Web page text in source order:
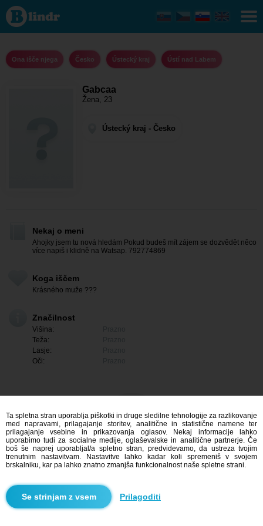
Gabcaa
- Ona
išče
njega
kraj -
Ústí
nad
Ona išče njega Česko Ústecký kraj Ústí nad Labem
Gabcaa
Žena, 23
Ústecký kraj - Česko
Nekaj o meni
Ahojky jsem tu nová hledám Pokud budeš mít zájem se dozvědět něco
více napiš i klidně na Watsap. 792774869
Koga iščem
Krásného muže ???
Značilnost
Višina:
Teža:
Lasje:
Oči:
Iskanje
Ta spletna stran uporablja piškotki in druge sledilne tehnologije za razlikovanje
med napravami, prilagajanje storitev, analitične in statistične namene ter
prilagajanje vsebine in prikazovanja oglasov. Nekaj informacije lahko
uporabimo tudi za socialne medije, oglaševalske in analitične partnerje. Če
boš še naprej uporabljal/a spletno stran, predvidevamo, da ustreza tvojim
trenutnim nastavitvam. Nastavitve lahko kadar koli spremeniš v svojem
brskalniku, kar pa lahko znatno zmanjša funkcionalnost naše spletne strani.
Prilagoditi